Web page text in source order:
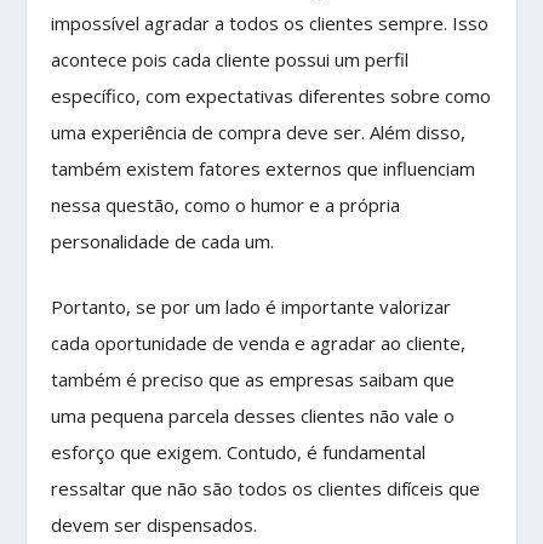
impossível agradar a todos os clientes sempre. Isso
acontece pois cada cliente possui um perfil
específico, com expectativas diferentes sobre como
uma experiência de compra deve ser. Além disso,
também existem fatores externos que influenciam
nessa questão, como o humor e a própria
personalidade de cada um.
Portanto, se por um lado é importante valorizar
cada oportunidade de venda e agradar ao cliente,
também é preciso que as empresas saibam que
uma pequena parcela desses clientes não vale o
esforço que exigem. Contudo, é fundamental
ressaltar que não são todos os clientes difíceis que
devem ser dispensados.